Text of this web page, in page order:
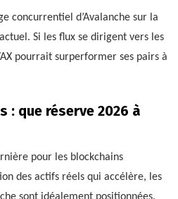
concurrentiel d’Avalanche sur la
Si les flux se dirigent vers les
pourrait surperformer ses pairs à
: que réserve 2026 à
pour les blockchains
des actifs réels qui accélère, les
sont idéalement positionnées.